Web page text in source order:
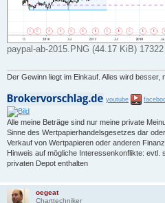
paypal-ab-2015.PNG (44.17 KiB)
Der Gewinn liegt im Einkauf. Alles wird
youtube
Alle meine Beträge sind nur meine private
Sinne des Wertpapierhandelsgesetzes dar
Verkauf von Wertpapieren oder anderen
Hinweis auf mögliche Interessenkonflikte: evtl.
privaten Depot enthalten
oegeat
Charttechniker